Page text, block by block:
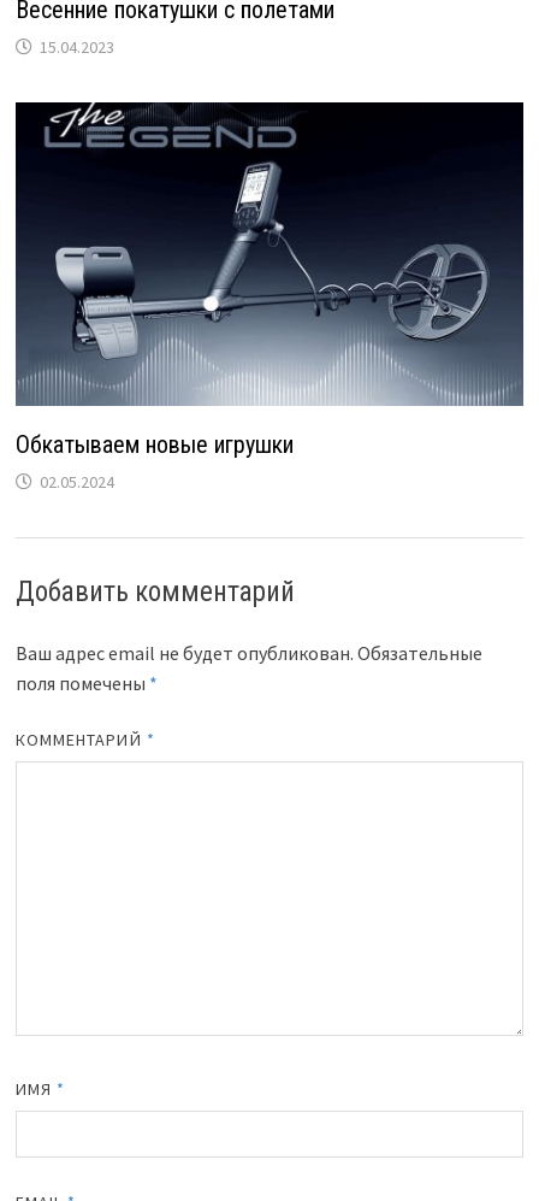
Весенние покатушки с полетами
15.04.2023
Обкатываем новые игрушки
02.05.2024
Добавить комментарий
Ваш адрес email не будет опубликован. Обязательные
поля помечены *
КОММЕНТАРИЙ *
ИМЯ *